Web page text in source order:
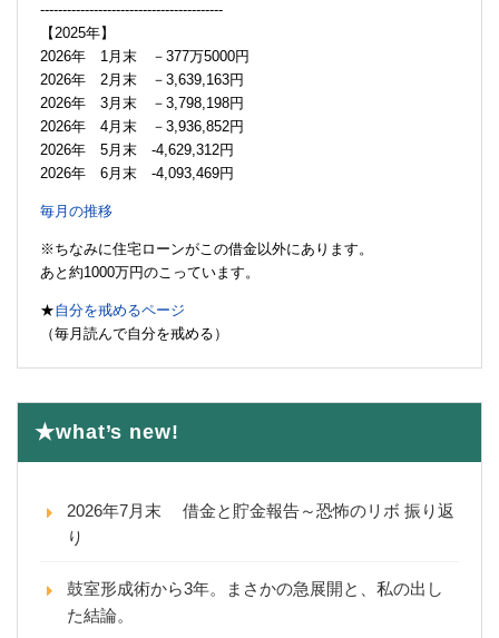
-----------------------------------------
【2025年】
2026年 1月末 －377万5000円
2026年 2月末 －3,639,163円
2026年 3月末 －3,798,198円
2026年 4月末 －3,936,852円
2026年 5月末 -4,629,312円
2026年 6月末 -4,093,469円
毎月の推移
※ちなみに住宅ローンがこの借金以外にあります。
あと約1000万円のこっています。
★自分を戒めるページ
（毎月読んで自分を戒める）
★what’s new!
2026年7月末 借金と貯金報告～恐怖のリボ 振り返
り
鼓室形成術から3年。まさかの急展開と、私の出し
た結論。